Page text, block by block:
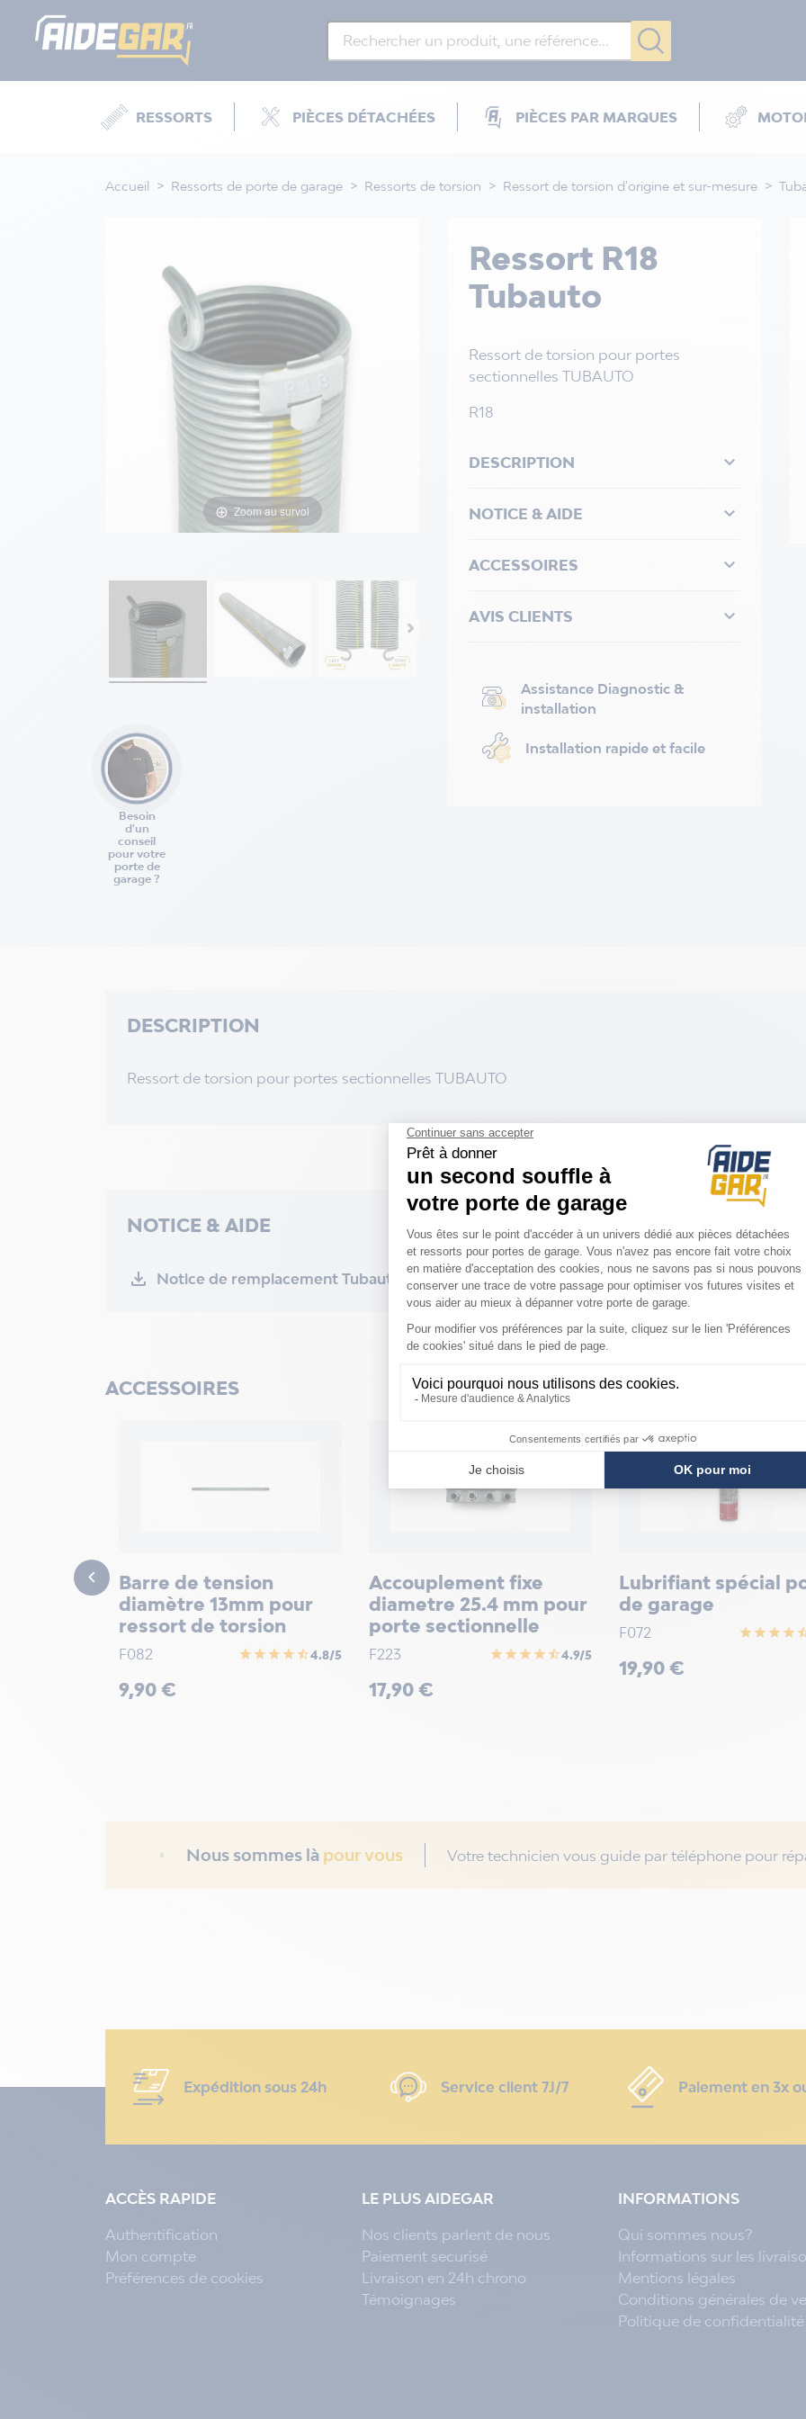
RESSORTS PIÈCES DÉTACHÉES PIÈCES PAR MARQUES
Accueil Ressorts de porte de garage Ressorts de torsion Ressort de torsion d'origine et sur-mesure
Zoom au survol
Besoin
d'un
conseil
pour votre
porte de
garage ?
Ressort R18
Tubauto
Ressort de torsion pour portes
sectionnelles TUBAUTO
R18
DESCRIPTION 
NOTICE & AIDE 
ACCESSOIRES 
AVIS CLIENTS 
Assistance Diagnostic &
installation
Installation rapide et facile
DESCRIPTION
Ressort de torsion pour portes sectionnelles TUBAUTO
NOTICE & AIDE
Notice de remplacement Tubauto
ACCESSOIRES

Barre de tension
diamètre 13mm pour
ressort de torsion
F082 star star star star star_half4.8/5
Prix
9,90 €
Accouplement fixe
diametre 25.4 mm pour
porte sectionnelle
F223 star star star star star_half4.9/5
Prix
17,90 €
Lubrifiant spécial
de garage
F072 star star star star
Prix
19,90 €
Nous sommes là pour vous Votre technicien vous guide par téléphone pour
Expédition sous 24h Service client 7J/7 Paiement en 3x
ACCÈS RAPIDE
Authentification
Mon compte
Préférences de cookies
LE PLUS AIDEGAR
Nos clients parlent de nous
Paiement securisé
Livraison en 24h chrono
Témoignages
INFORMATIONS
Qui sommes nous?
Informations sur les
Mentions légales
Conditions générales de
Politique de confidentialité